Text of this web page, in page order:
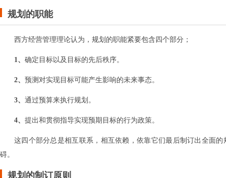
规划的职能
西方经营管理理论认为，规划的职能紧要包含四个部分；
1、 确定目标以及目标的先后秩序。
2、 预测对实现目标可能产生影响的未来事态。
3、 通过预算来执行规划。
4、 提出和贯彻指导实现预期目标的行为政策。
这四个部分总是相互联系，相互依赖，依靠它们最后制订出全面
碍。
规划的制订原则